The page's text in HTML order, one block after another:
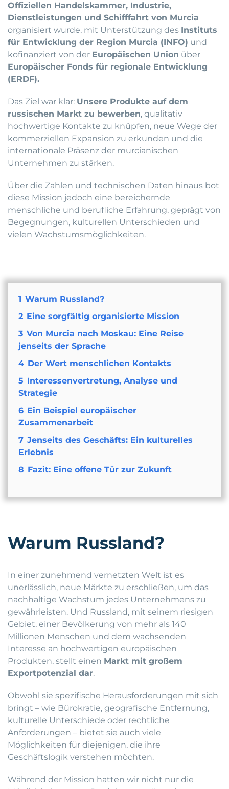
Offiziellen Handelskammer, Industrie,
Dienstleistungen und Schifffahrt von Murcia
organisiert wurde, mit Unterstützung des Instituts
für Entwicklung der Region Murcia (INFO) und
kofinanziert von der Europäischen Union über
Europäischer Fonds für regionale Entwicklung
(ERDF).
Das Ziel war klar: Unsere Produkte auf dem
russischen Markt zu bewerben, qualitativ
hochwertige Kontakte zu knüpfen, neue Wege der
kommerziellen Expansion zu erkunden und die
internationale Präsenz der murcianischen
Unternehmen zu stärken.
Über die Zahlen und technischen Daten hinaus bot
diese Mission jedoch eine bereichernde
menschliche und berufliche Erfahrung, geprägt von
Begegnungen, kulturellen Unterschieden und
vielen Wachstumsmöglichkeiten.
1 Warum Russland?
2 Eine sorgfältig organisierte Mission
3 Von Murcia nach Moskau: Eine Reise
jenseits der Sprache
4 Der Wert menschlichen Kontakts
5 Interessenvertretung, Analyse und
Strategie
6 Ein Beispiel europäischer
Zusammenarbeit
7 Jenseits des Geschäfts: Ein kulturelles
Erlebnis
8 Fazit: Eine offene Tür zur Zukunft
Warum Russland?
In einer zunehmend vernetzten Welt ist es
unerlässlich, neue Märkte zu erschließen, um das
nachhaltige Wachstum jedes Unternehmens zu
gewährleisten. Und Russland, mit seinem riesigen
Gebiet, einer Bevölkerung von mehr als 140
Millionen Menschen und dem wachsenden
Interesse an hochwertigen europäischen
Produkten, stellt einen Markt mit großem
Exportpotenzial dar.
Obwohl sie spezifische Herausforderungen mit sich
bringt – wie Bürokratie, geografische Entfernung,
kulturelle Unterschiede oder rechtliche
Anforderungen – bietet sie auch viele
Möglichkeiten für diejenigen, die ihre
Geschäftslogik verstehen möchten.
Während der Mission hatten wir nicht nur die